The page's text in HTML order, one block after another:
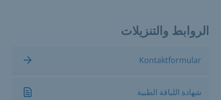
الروابط والتنزيلات
Kontaktformular
شهادة اللياقة الطبية